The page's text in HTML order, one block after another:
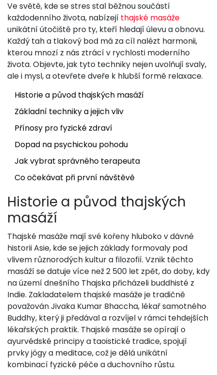
Ve světě, kde se stres stal běžnou součástí
každodenního života, nabízejí thajské masáže
unikátní útočiště pro ty, kteří hledají úlevu a obnovu.
Každý tah a tlakový bod má za cíl nalézt harmonii,
kterou mnozí z nás ztrácí v rychlosti moderního
života. Objevte, jak tyto techniky nejen uvolňují svaly,
ale i mysl, a otevřete dveře k hlubší formě relaxace.
Historie a původ thajských masáží
Základní techniky a jejich vliv
Přínosy pro fyzické zdraví
Dopad na psychickou pohodu
Jak vybrat správného terapeuta
Co očekávat při první návštěvě
Historie a původ thajských
masáží
Thajské masáže mají své kořeny hluboko v dávné
historii Asie, kde se jejich základy formovaly pod
vlivem různorodých kultur a filozofií. Vznik těchto
masáží se datuje více než 2 500 let zpět, do doby, kdy
na území dnešního Thajska přicházeli buddhisté z
Indie. Zakladatelem thajské masáže je tradičně
považován Jivaka Kumar Bhaccha, lékař samotného
Buddhy, který ji předával a rozvíjel v rámci tehdejších
lékařských praktik. Thajské masáže se opírají o
ayurvédské principy a taoistické tradice, spojují
prvky jógy a meditace, což je dělá unikátní
kombinací fyzické péče a duchovního růstu.